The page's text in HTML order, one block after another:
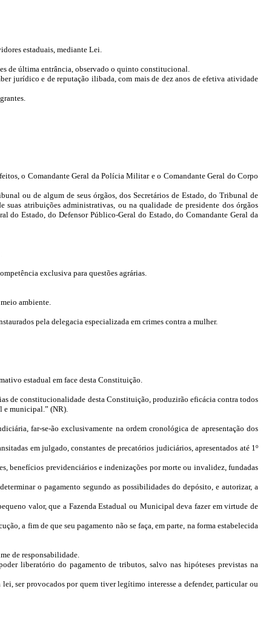
estaduais, mediante Lei.
de última entrância, observado o quinto constitucional.
jurídico e de reputação ilibada, com mais de dez anos de efetiva atividade
o Comandante Geral da Polícia Militar e o Comandante Geral do Corpo
ou de algum de seus órgãos, dos Secretários de Estado, do Tribunal de
atribuições administrativas, ou na qualidade de presidente dos órgãos
Estado, do Defensor Público-Geral do Estado, do Comandante Geral da
exclusiva para questões agrárias.
ambiente.
pela delegacia especializada em crimes contra a mulher.
estadual em face desta Constituição.
de constitucionalidade desta Constituição, produzirão eficácia contra todos
e municipal.” (NR).
far-se-ão exclusivamente na ordem cronológica de apresentação dos
em julgado, constantes de precatórios judiciários, apresentados até 1º
benefícios previdenciários e indenizações por morte ou invalidez, fundadas
o pagamento segundo as possibilidades do depósito, e autorizar, a
valor, que a Fazenda Estadual ou Municipal deva fazer em virtude de
a fim de que seu pagamento não se faça, em parte, na forma estabelecida
de responsabilidade.
liberatório do pagamento de tributos, salvo nas hipóteses previstas na
ser provocados por quem tiver legítimo interesse a defender, particular ou